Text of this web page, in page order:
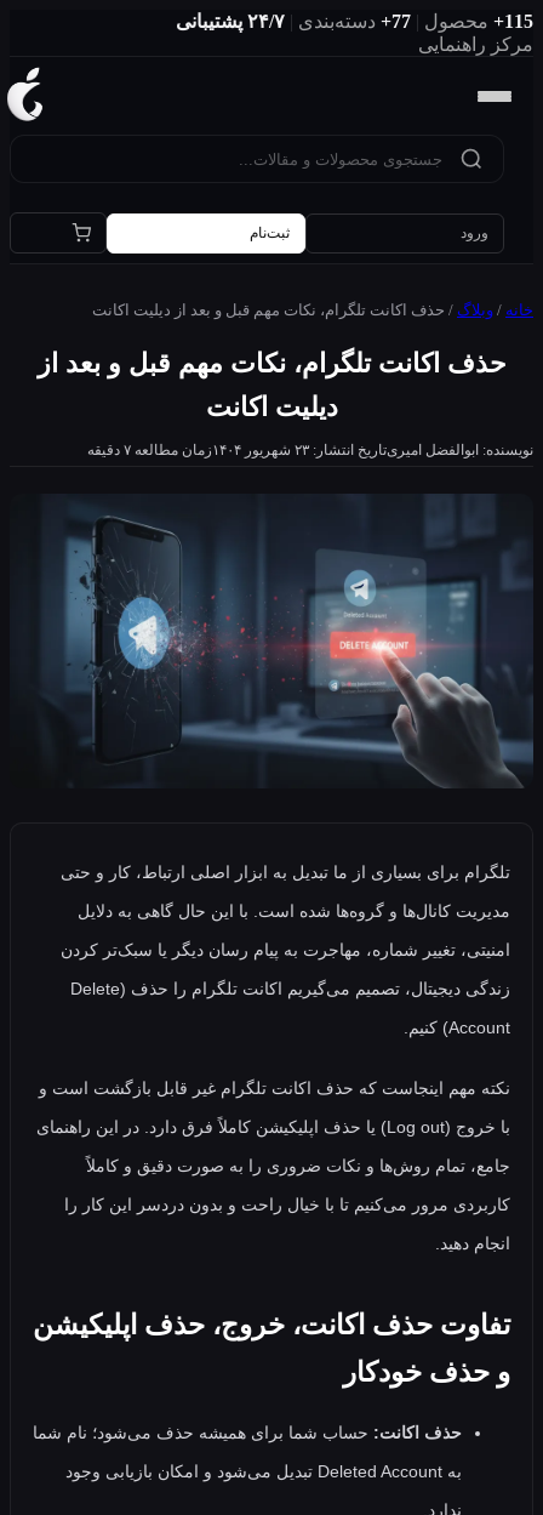
|
77+ دسته‌بندی | ۲۴/۷ پشتیبانی
/حذف اکانت تلگرام، نکات مهم قبل و بعد از دیلیت اکانت
اکانت تلگرام، نکات مهم قبل و بعد از
دیلیت اکانت
امیریتاریخ انتشار: ۲۳ شهریور ۱۴۰۴ زمان مطالعه ۷ دقیقه
برای بسیاری از ما تبدیل به ابزار اصلی ارتباط، کار و حتی
کانال‌ها و گروه‌ها شده است. با این حال گاهی به دلایل
تغییر شماره، مهاجرت به پیام‌ رسان دیگر یا سبک‌تر کردن
زندگی دیجیتال، تصمیم می‌گیریم اکانت تلگرام را حذف (Delete
مهم اینجاست که حذف اکانت تلگرام غیر قابل‌ بازگشت است و
با خروج (Log out) یا حذف اپلیکیشن کاملاً فرق دارد. در این راهنمای
تمام روش‌ها و نکات ضروری را به‌ صورت دقیق و کاملاً
مرور می‌کنیم تا با خیال راحت و بدون دردسر این کار را
دهید.
حذف اکانت، خروج، حذف اپلیکیشن
خودکار
حذف اکانت:حساب شما برای همیشه حذف می‌شود؛ نام شما
به Deleted Account تبدیل می‌شود و امکان بازیابی وجود